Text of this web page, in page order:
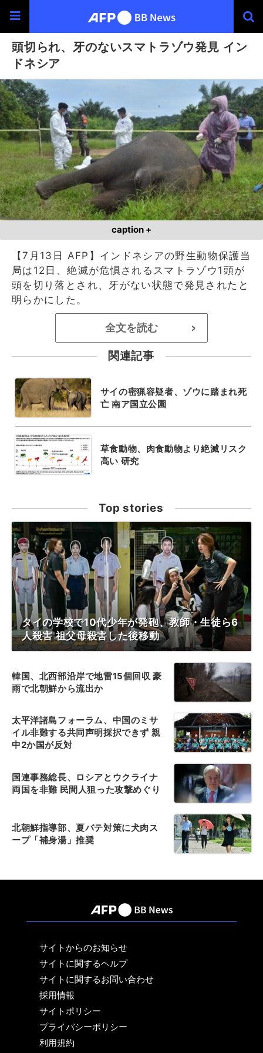
頭切られ、牙のないスマトラゾウ発見 イン
ドネシア
caption +
【7月13日 AFP】インドネシアの野生動物保護当
局は12日、絶滅が危惧されるスマトラゾウ1頭が
頭を切り落とされ、牙がない状態で発見されたと
明らかにした。
全文を読む >
関連記事
サイの密猟容疑者、ゾウに踏まれ死
亡 南ア国立公園
草食動物、肉食動物より絶滅リスク
高い 研究
Top stories
タイの学校で10代少年が発砲、教師・生徒ら6
人殺害 祖父母殺害した後移動
韓国、北西部沿岸で地雷15個回収 豪
雨で北朝鮮から流出か
太平洋諸島フォーラム、中国のミサ
イル非難する共同声明採択できず 親
中2か国が反対
国連事務総長、ロシアとウクライナ
両国を非難 民間人狙った攻撃めぐり
北朝鮮指導部、夏バテ対策に犬肉ス
ープ「補身湯」推奨
サイトからのお知らせ
サイトに関するヘルプ
サイトに関するお問い合わせ
採用情報
サイトポリシー
プライバシーポリシー
利用規約